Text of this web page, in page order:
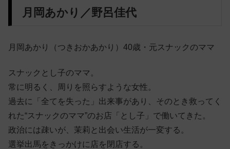
月岡あかり／野呂佳代
月岡あかり（つきおかあかり）40歳・元スナックのママ
スナックとし子のママ。
常に明るく、周りを照らすような女性。
過去に「全てを失った」出来事があり、そのとき救ってく
れた“スナックのママ”のお店「とし子」で働いてきた。
政治には疎いが、茉莉と出会い生活が一変する。
選挙出馬をきっかけに店を閉店する。